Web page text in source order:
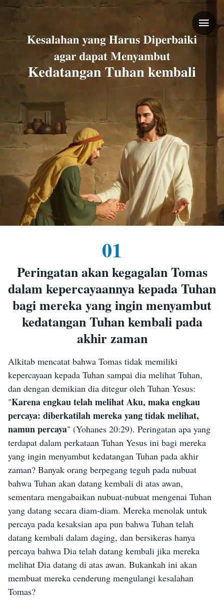
01
Peringatan akan kegagalan Tomas
dalam kepercayaannya kepada Tuhan
bagi mereka yang ingin menyambut
kedatangan Tuhan kembali pada
akhir zaman
Alkitab mencatat bahwa Tomas tidak memiliki
kepercayaan kepada Tuhan sampai dia melihat Tuhan,
dan dengan demikian dia ditegur oleh Tuhan Yesus:
"Karena engkau telah melihat Aku, maka engkau
percaya: diberkatilah mereka yang tidak melihat,
namun percaya" (Yohanes 20:29). Peringatan apa yang
terdapat dalam perkataan Tuhan Yesus ini bagi mereka
yang ingin menyambut kedatangan Tuhan pada akhir
zaman? Banyak orang berpegang teguh pada nubuat
bahwa Tuhan akan datang kembali di atas awan,
sementara mengabaikan nubuat-nubuat mengenai Tuhan
yang datang secara diam-diam. Mereka menolak untuk
percaya pada kesaksian apa pun bahwa Tuhan telah
datang kembali dalam daging, dan bersikeras hanya
percaya bahwa Dia telah datang kembali jika mereka
melihat Dia datang di atas awan. Bukankah ini akan
membuat mereka cenderung mengulangi kesalahan
Tomas?